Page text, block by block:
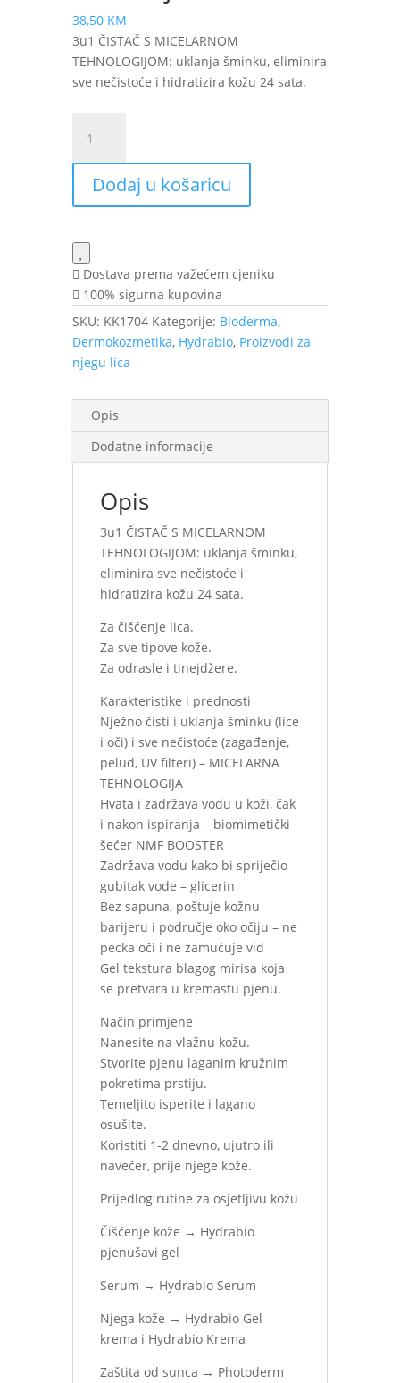
38,50 KM
3u1 ČISTAČ S MICELARNOM
TEHNOLOGIJOM: uklanja šminku, eliminira
sve nečistoće i hidratizira kožu 24 sata.
Hydrabio
Gel
Moussant
pjenušavi
za
umivanje
400
ml
količina
Dodaj u košaricu
Dostava prema važećem cjeniku
100% sigurna kupovina
SKU: KK1704 Kategorije: Bioderma,
Dermokozmetika, Hydrabio, Proizvodi za
njegu lica
Opis
Dodatne informacije
Opis
3u1 ČISTAČ S MICELARNOM
TEHNOLOGIJOM: uklanja šminku,
eliminira sve nečistoće i
hidratizira kožu 24 sata.
Za čišćenje lica.
Za sve tipove kože.
Za odrasle i tinejdžere.
Karakteristike i prednosti
Nježno čisti i uklanja šminku (lice
i oči) i sve nečistoće (zagađenje,
pelud, UV filteri) – MICELARNA
TEHNOLOGIJA
Hvata i zadržava vodu u koži, čak
i nakon ispiranja – biomimetički
šećer NMF BOOSTER
Zadržava vodu kako bi spriječio
gubitak vode – glicerin
Bez sapuna, poštuje kožnu
barijeru i područje oko očiju – ne
pecka oči i ne zamućuje vid
Gel tekstura blagog mirisa koja
se pretvara u kremastu pjenu.
Način primjene
Nanesite na vlažnu kožu.
Stvorite pjenu laganim kružnim
pokretima prstiju.
Temeljito isperite i lagano
osušite.
Koristiti 1-2 dnevno, ujutro ili
navečer, prije njege kože.
Prijedlog rutine za osjetljivu kožu
Čišćenje kože → Hydrabio
pjenušavi gel
Serum → Hydrabio Serum
Njega kože → Hydrabio Gel-
krema i Hydrabio Krema
Zaštita od sunca → Photoderm